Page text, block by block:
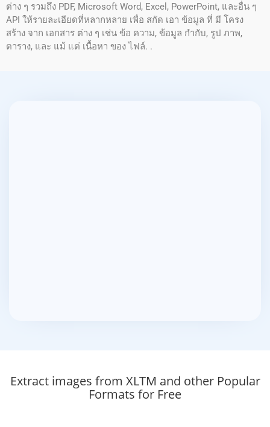
ต่าง ๆ รวมถึง PDF, Microsoft Word, Excel, PowerPoint, และอื่น ๆ
API ให้รายละเอียดที่หลากหลาย เพื่อ สกัด เอา ข้อมูล ที่ มี โครง
สร้าง จาก เอกสาร ต่าง ๆ เช่น ข้อ ความ, ข้อมูล กํากับ, รูป ภาพ,
ตาราง, และ แม้ แต่ เนื้อหา ของ ไฟล์. .
Extract images from XLTM and other Popular
Formats for Free